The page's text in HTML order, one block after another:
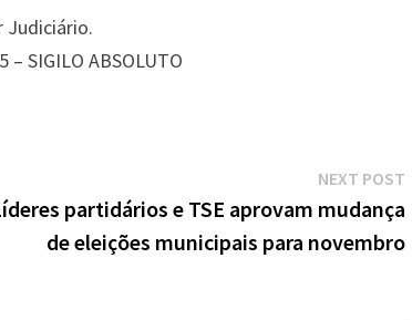
Judiciário.
– SIGILO ABSOLUTO
NEXT POST
partidários e TSE aprovam mudança
de eleições municipais para novembro